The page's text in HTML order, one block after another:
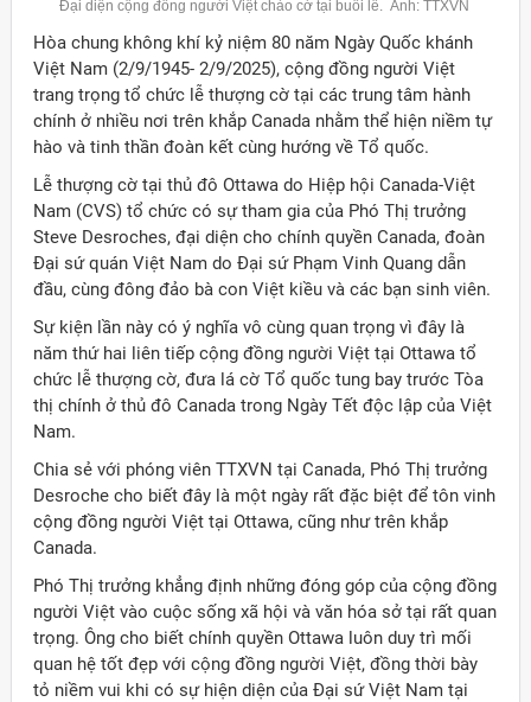
Đại diện cộng đồng người Việt chào cờ tại buổi lễ. Ảnh: TTXVN
Hòa chung không khí kỷ niệm 80 năm Ngày Quốc khánh
Việt Nam (2/9/1945- 2/9/2025), cộng đồng người Việt
trang trọng tổ chức lễ thượng cờ tại các trung tâm hành
chính ở nhiều nơi trên khắp Canada nhằm thể hiện niềm tự
hào và tinh thần đoàn kết cùng hướng về Tổ quốc.
Lễ thượng cờ tại thủ đô Ottawa do Hiệp hội Canada-Việt
Nam (CVS) tổ chức có sự tham gia của Phó Thị trưởng
Steve Desroches, đại diện cho chính quyền Canada, đoàn
Đại sứ quán Việt Nam do Đại sứ Phạm Vinh Quang dẫn
đầu, cùng đông đảo bà con Việt kiều và các bạn sinh viên.
Sự kiện lần này có ý nghĩa vô cùng quan trọng vì đây là
năm thứ hai liên tiếp cộng đồng người Việt tại Ottawa tổ
chức lễ thượng cờ, đưa lá cờ Tổ quốc tung bay trước Tòa
thị chính ở thủ đô Canada trong Ngày Tết độc lập của Việt
Nam.
Chia sẻ với phóng viên TTXVN tại Canada, Phó Thị trưởng
Desroche cho biết đây là một ngày rất đặc biệt để tôn vinh
cộng đồng người Việt tại Ottawa, cũng như trên khắp
Canada.
Phó Thị trưởng khẳng định những đóng góp của cộng đồng
người Việt vào cuộc sống xã hội và văn hóa sở tại rất quan
trọng. Ông cho biết chính quyền Ottawa luôn duy trì mối
quan hệ tốt đẹp với cộng đồng người Việt, đồng thời bày
tỏ niềm vui khi có sự hiện diện của Đại sứ Việt Nam tại